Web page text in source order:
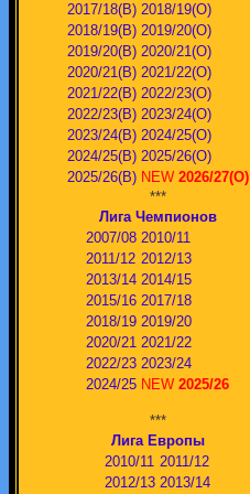
2017/18(В) 2018/19(О)
2018/19(В) 2019/20(О)
2019/20(В) 2020/21(О)
2020/21(В) 2021/22(О)
2021/22(В) 2022/23(О)
2022/23(В) 2023/24(O)
2023/24(В) 2024/25(O)
2024/25(В) 2025/26(О)
2025/26(В) NEW 2026/27(О)
***
Лига Чемпионов
2007/08 2010/11
2011/12 2012/13
2013/14 2014/15
2015/16 2017/18
2018/19 2019/20
2020/21 2021/22
2022/23 2023/24
2024/25 NEW 2025/26
***
Лига Европы
2010/11 2011/12
2012/13 2013/14